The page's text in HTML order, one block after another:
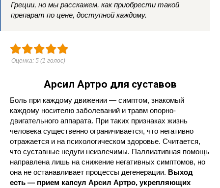
Греции, но мы расскажем, как приобрести такой
препарат по цене, доступной каждому.
Оценка: 5 (1 голос)
Арсил Артро для суставов
Боль при каждому движении — симптом, знакомый
каждому носителю заболеваний и травм опорно-
двигательного аппарата. При таких признаках жизнь
человека существенно ограничивается, что негативно
отражается и на психологическом здоровье. Считается,
что суставные недуги неизлечимы. Паллиативная помощь
направлена лишь на снижение негативных симптомов, но
она не останавливает процессы дегенерации. Выход
есть — прием капсул Арсил Артро, укрепляющих